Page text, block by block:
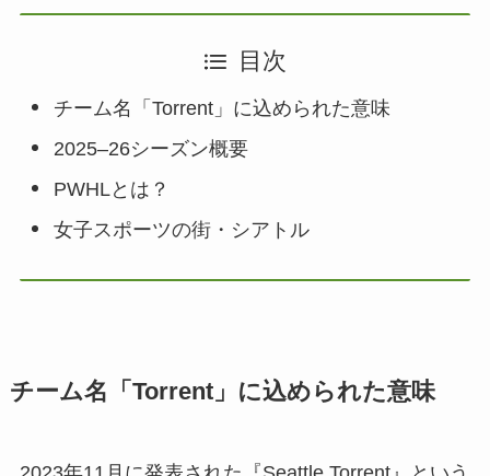
目次
チーム名「Torrent」に込められた意味
2025–26シーズン概要
PWHLとは？
女子スポーツの街・シアトル
チーム名「Torrent」に込められた意味